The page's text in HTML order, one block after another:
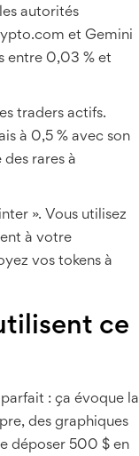
autorités
et Gemini
entre 0,03 % et
traders actifs.
à 0,5 % avec son
rares à
». Vous utilisez
à votre
vos tokens à
ce
: ça évoque la
des graphiques
déposer 500 $ en